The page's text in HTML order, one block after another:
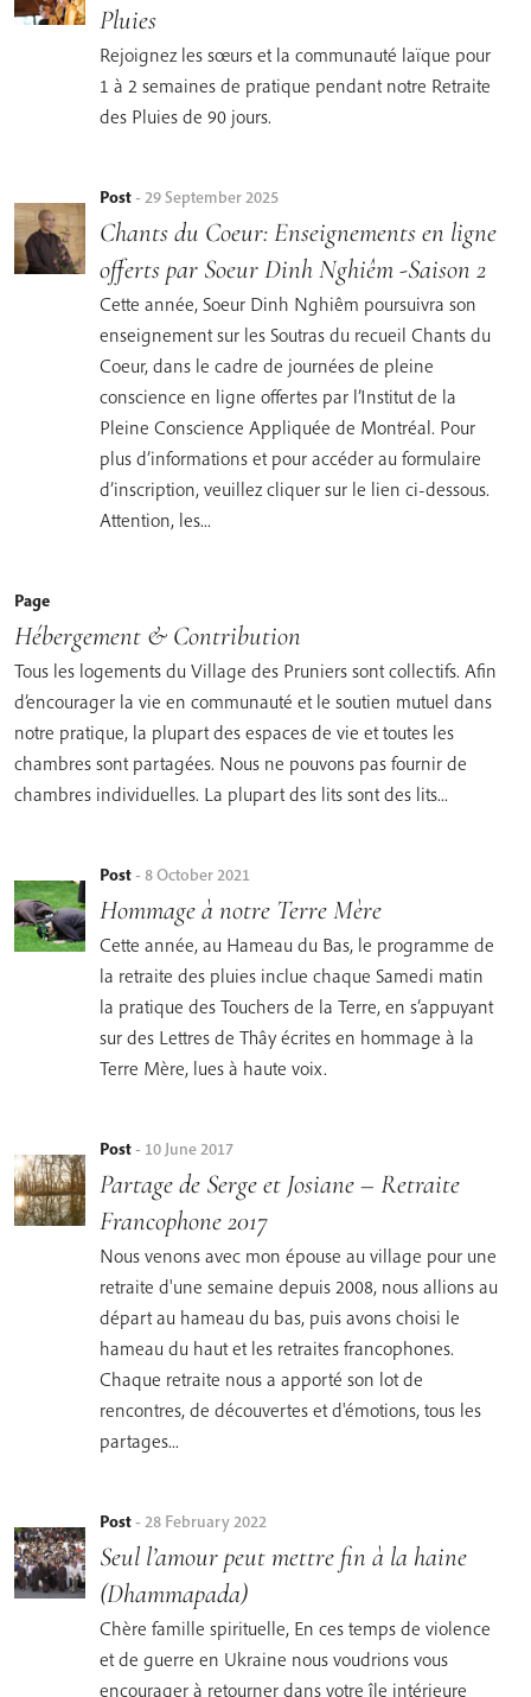
Pluies
Rejoignez les sœurs et la communauté laïque pour
1 à 2 semaines de pratique pendant notre Retraite
des Pluies de 90 jours.
Post- 29 September 2025
Chants du Coeur: Enseignements en ligne
offerts par Soeur Dinh Nghiêm -Saison 2
Cette année, Soeur Dinh Nghiêm poursuivra son
enseignement sur les Soutras du recueil Chants du
Coeur, dans le cadre de journées de pleine
conscience en ligne offertes par l’Institut de la
Pleine Conscience Appliquée de Montréal. Pour
plus d’informations et pour accéder au formulaire
d’inscription, veuillez cliquer sur le lien ci-dessous.
Attention, les...
Page
Hébergement & Contribution
Tous les logements du Village des Pruniers sont collectifs. Afin
d’encourager la vie en communauté et le soutien mutuel dans
notre pratique, la plupart des espaces de vie et toutes les
chambres sont partagées. Nous ne pouvons pas fournir de
chambres individuelles. La plupart des lits sont des lits...
Post- 8 October 2021
Hommage à notre Terre Mère
Cette année, au Hameau du Bas, le programme de
la retraite des pluies inclue chaque Samedi matin
la pratique des Touchers de la Terre, en s’appuyant
sur des Lettres de Thây écrites en hommage à la
Terre Mère, lues à haute voix.
Post- 10 June 2017
Partage de Serge et Josiane – Retraite
Francophone 2017
Nous venons avec mon épouse au village pour une
retraite d'une semaine depuis 2008, nous allions au
départ au hameau du bas, puis avons choisi le
hameau du haut et les retraites francophones.
Chaque retraite nous a apporté son lot de
rencontres, de découvertes et d'émotions, tous les
partages...
Post- 28 February 2022
Seul l’amour peut mettre fin à la haine
(Dhammapada)
Chère famille spirituelle, En ces temps de violence
et de guerre en Ukraine nous voudrions vous
encourager à retourner dans votre île intérieure